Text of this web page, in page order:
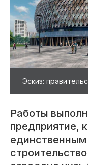
Эскиз:
Работы
предприятие,
единственным